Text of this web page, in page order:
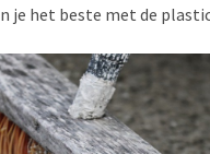
je het beste met de